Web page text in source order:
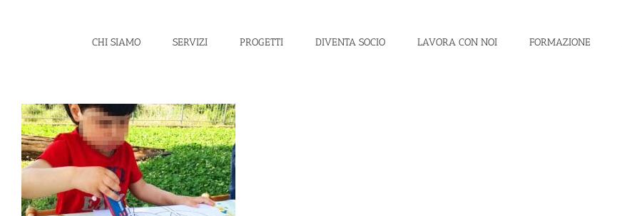
CHI SIAMO SERVIZI PROGETTI DIVENTA SOCIO LAVORA CON NOI FORMAZIONE